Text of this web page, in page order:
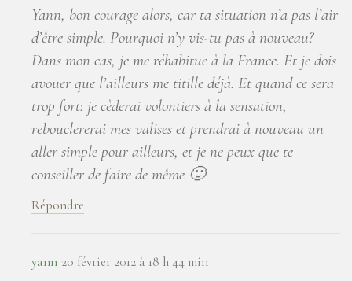
Yann, bon courage alors, car ta situation n’a pas l’air
d’être simple. Pourquoi n’y vis-tu pas à nouveau?
Dans mon cas, je me réhabitue à la France. Et je dois
avouer que l’ailleurs me titille déjà. Et quand ce sera
trop fort: je cèderai volontiers à la sensation,
rebouclererai mes valises et prendrai à nouveau un
aller simple pour ailleurs, et je ne peux que te
conseiller de faire de même 🙂
Répondre
yann 20 février 2012 à 18 h 44 min